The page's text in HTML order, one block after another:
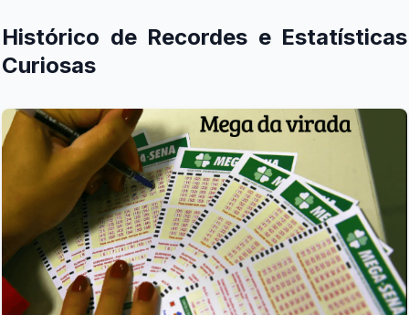
Histórico de Recordes e Estatísticas
Curiosas